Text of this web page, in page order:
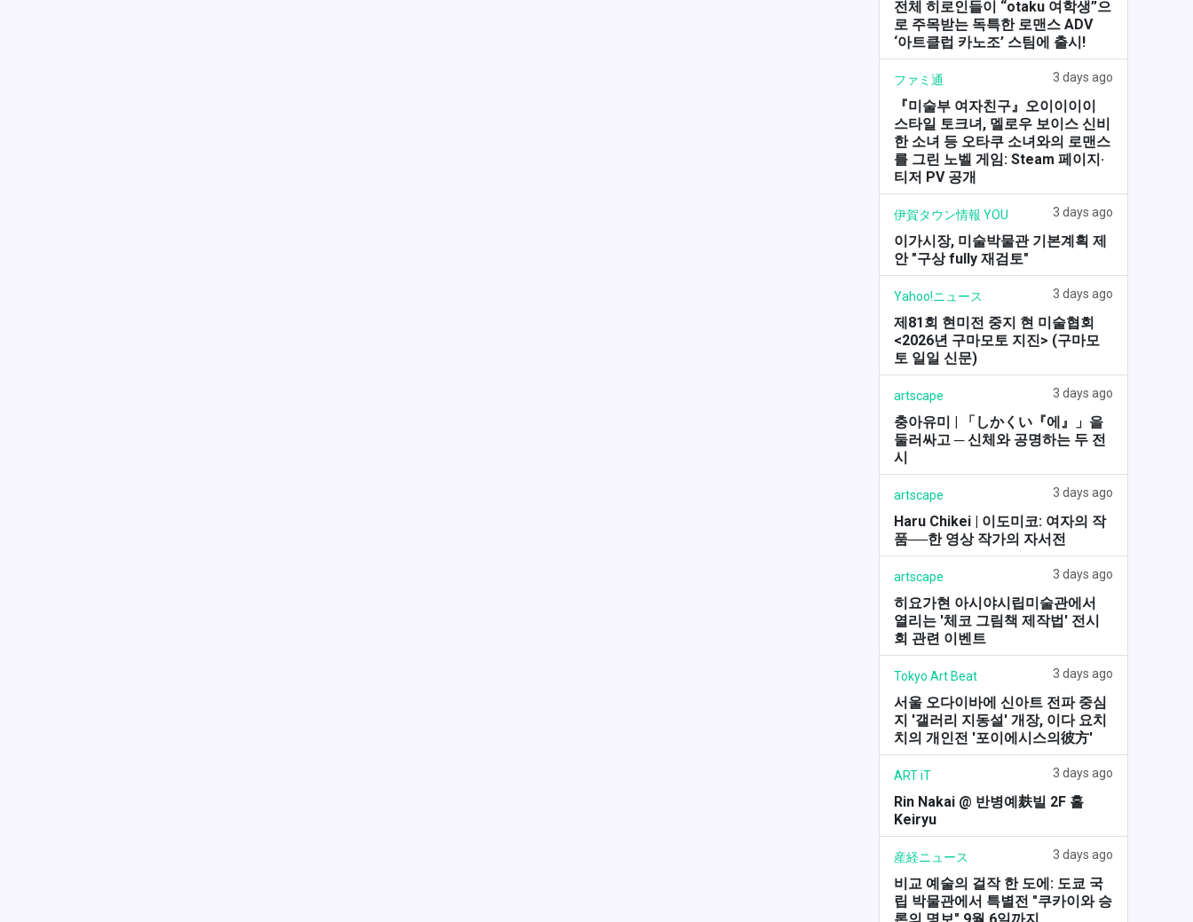
전체 히로인들이 “otaku 여학생”으
로 주목받는 독특한 로맨스 ADV
‘아트클럽 카노조’ 스팀에 출시!
ファミ通 3 days ago
『미술부 여자친구』오이이이이
스타일 토크녀, 멜로우 보이스 신비
한 소녀 등 오타쿠 소녀와의 로맨스
를 그린 노벨 게임: Steam 페이지·
티저 PV 공개
伊賀タウン情報 YOU 3 days ago
이가시장, 미술박물관 기본계획 제
안 "구상 fully 재검토"
Yahoo!ニュース 3 days ago
제81회 현미전 중지 현 미술협회
<2026년 구마모토 지진> (구마모
토 일일 신문)
artscape 3 days ago
충아유미 | 「しかくい『에』」을
둘러싸고 ─ 신체와 공명하는 두 전
시
artscape 3 days ago
Haru Chikei | 이도미코: 여자의 작
품──한 영상 작가의 자서전
artscape 3 days ago
히요가현 아시야시립미술관에서
열리는 '체코 그림책 제작법' 전시
회 관련 이벤트
Tokyo Art Beat 3 days ago
서울 오다이바에 신아트 전파 중심
지 '갤러리 지동설' 개장, 이다 요치
치의 개인전 '포이에시스의彼方'
ART iT 3 days ago
Rin Nakai @ 반병예麸빌 2F 홀
Keiryu
産経ニュース 3 days ago
비교 예술의 걸작 한 도에: 도쿄 국
립 박물관에서 특별전 "쿠카이와 승